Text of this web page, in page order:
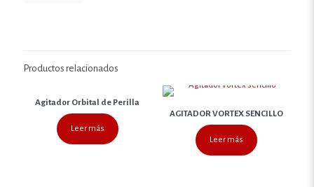
Productos relacionados
Agitador Orbital de Perilla
Leer más
AGITADOR VORTEX SENCILLO
Leer más